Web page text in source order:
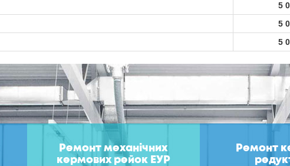
5
5
5
Ремонт механічних
кермових рейок ЕУР
Ремонт